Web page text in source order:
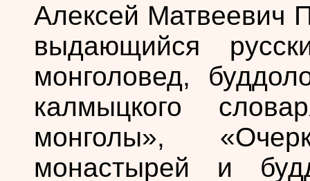
Aлексей
выдающийся
монголовед,
калмыцкого
монголы»,
монастырей и